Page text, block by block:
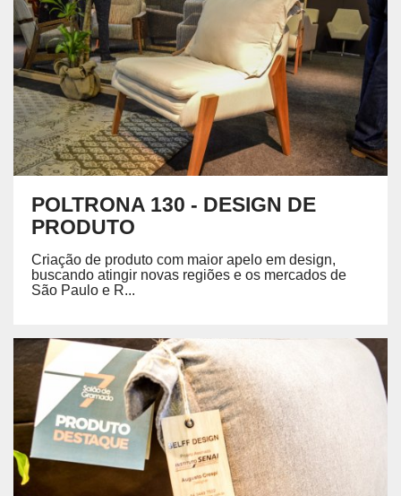
POLTRONA 130 - DESIGN DE
PRODUTO
Criação de produto com maior apelo em design,
buscando atingir novas regiões e os mercados de
São Paulo e R...